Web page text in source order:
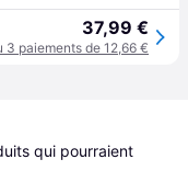
37,99 €
3 paiements de 12,66 €
qui pourraient